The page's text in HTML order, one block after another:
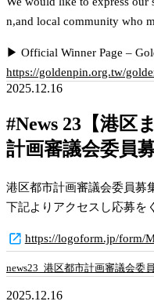
n,and local community who
▶ Official Winner Page –
https://goldenpin.org.tw/
2025.12.16
#News 23【港区
計画審議会委員
港区都市計画審議会委員募
下記よりアクセスし応募を
https://logoform.jp/form/
news23_港区都市計画審議会委
2025.12.16